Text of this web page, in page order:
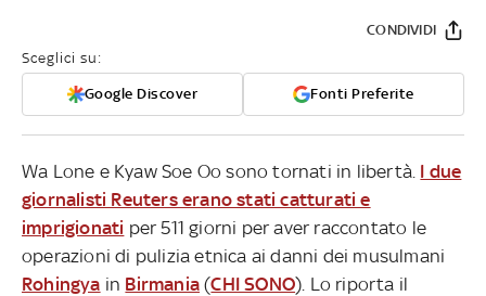
Sceglici su:
Google Discover Fonti Preferite
CONDIVIDI
Wa Lone e Kyaw Soe Oo sono tornati in libertà. I due
giornalisti Reuters erano stati catturati e
imprigionati per 511 giorni per aver raccontato le
operazioni di pulizia etnica ai danni dei musulmani
Rohingya in Birmania (CHI SONO). Lo riporta il